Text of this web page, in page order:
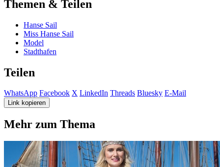
Themen & Teilen
Hanse Sail
Miss Hanse Sail
Model
Stadthafen
Teilen
WhatsApp Facebook X LinkedIn Threads Bluesky E-Mail
Link kopieren
Mehr zum Thema